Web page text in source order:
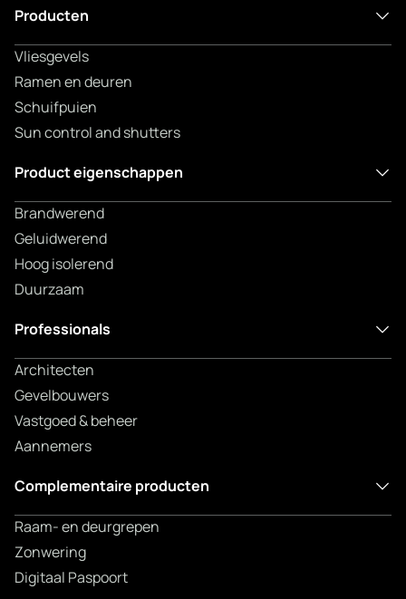
Producten
Vliesgevels
Ramen en deuren
Schuifpuien
Sun control and shutters
Product eigenschappen
Brandwerend
Geluidwerend
Hoog isolerend
Duurzaam
Professionals
Architecten
Gevelbouwers
Vastgoed & beheer
Aannemers
Complementaire producten
Raam- en deurgrepen
Zonwering
Digitaal Paspoort